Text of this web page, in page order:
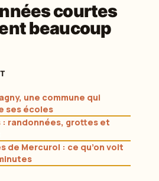
courtes
beaucoup
une commune qui
ses écoles
: randonnées, grottes et
de Mercurol : ce qu’on voit